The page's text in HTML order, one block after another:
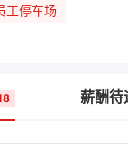
工停车场
薪酬待